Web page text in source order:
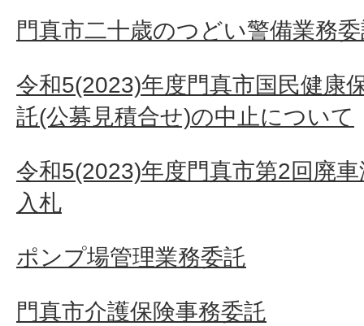
門真市二十歳のつどい警備業務
令和5(2023)年度門真市国民健康
託(公募見積合せ)の中止について
令和5(2023)年度門真市第2回廃
入札
ポンプ場管理業務委託
門真市介護保険事務委託